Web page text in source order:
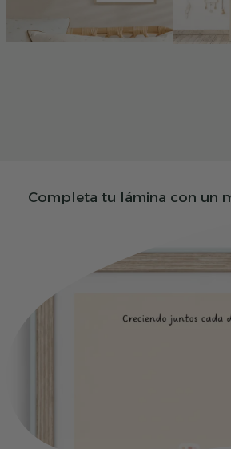
Completa tu lámina con un